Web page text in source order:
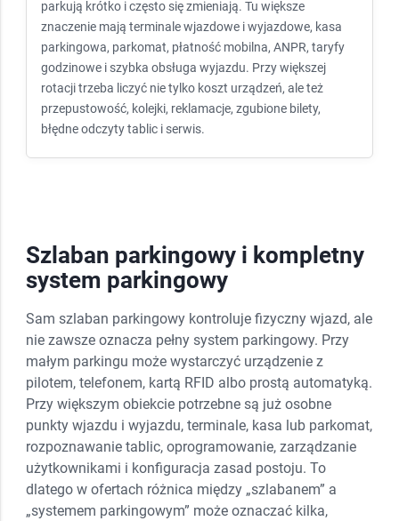
parkują krótko i często się zmieniają. Tu większe
znaczenie mają terminale wjazdowe i wyjazdowe, kasa
parkingowa, parkomat, płatność mobilna, ANPR, taryfy
godzinowe i szybka obsługa wyjazdu. Przy większej
rotacji trzeba liczyć nie tylko koszt urządzeń, ale też
przepustowość, kolejki, reklamacje, zgubione bilety,
błędne odczyty tablic i serwis.
Szlaban parkingowy i kompletny
system parkingowy
Sam szlaban parkingowy kontroluje fizyczny wjazd, ale
nie zawsze oznacza pełny system parkingowy. Przy
małym parkingu może wystarczyć urządzenie z
pilotem, telefonem, kartą RFID albo prostą automatyką.
Przy większym obiekcie potrzebne są już osobne
punkty wjazdu i wyjazdu, terminale, kasa lub parkomat,
rozpoznawanie tablic, oprogramowanie, zarządzanie
użytkownikami i konfiguracja zasad postoju. To
dlatego w ofertach różnica między „szlabanem” a
„systemem parkingowym” może oznaczać kilka,